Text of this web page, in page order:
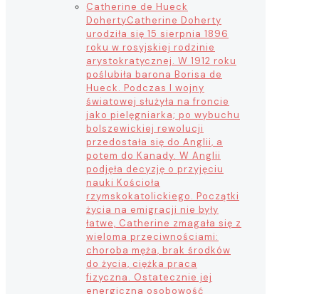
Catherine de Hueck
DohertyCatherine Doherty
urodziła się 15 sierpnia 1896
roku w rosyjskiej rodzinie
arystokratycznej. W 1912 roku
poślubiła barona Borisa de
Hueck. Podczas I wojny
światowej służyła na froncie
jako pielęgniarka; po wybuchu
bolszewickiej rewolucji
przedostała się do Anglii, a
potem do Kanady. W Anglii
podjęła decyzję o przyjęciu
nauki Kościoła
rzymskokatolickiego. Początki
życia na emigracji nie były
łatwe, Catherine zmagała się z
wieloma przeciwnościami:
choroba męża, brak środków
do życia, ciężka praca
fizyczna. Ostatecznie jej
energiczna osobowość